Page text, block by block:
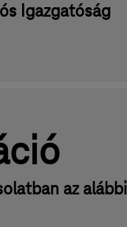
Igazgatóság
az